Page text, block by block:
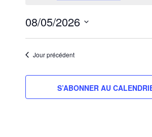
08/05/2026
Sélectionnez
date.
Jour précédent
S’ABONNER AU